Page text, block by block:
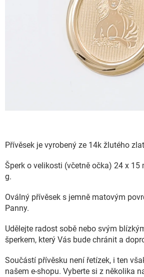
Přívěsek je vyrobený ze 14k žlutého
Šperk o velikosti (včetně očka) 24 x
g.
Oválný přívěsek s jemně matovým
Panny.
Udělejte radost sobě nebo svým
šperkem, který Vás bude chránit a
Součástí přívěsku není řetízek, i ten
našem e-shopu. Vyberte si z několika